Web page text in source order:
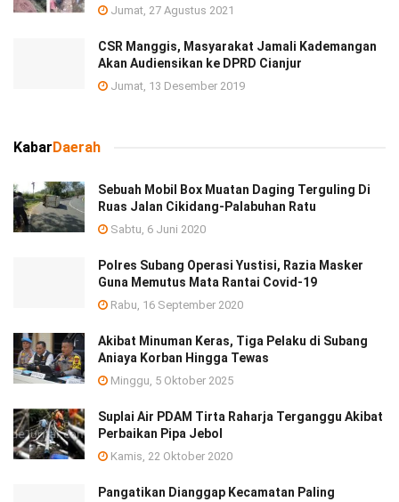
Jumat, 27 Agustus 2021
CSR Manggis, Masyarakat Jamali Kademangan
Akan Audiensikan ke DPRD Cianjur
Jumat, 13 Desember 2019
KabarDaerah
Sebuah Mobil Box Muatan Daging Terguling Di
Ruas Jalan Cikidang-Palabuhan Ratu
Sabtu, 6 Juni 2020
Polres Subang Operasi Yustisi, Razia Masker
Guna Memutus Mata Rantai Covid-19
Rabu, 16 September 2020
Akibat Minuman Keras, Tiga Pelaku di Subang
Aniaya Korban Hingga Tewas
Minggu, 5 Oktober 2025
Suplai Air PDAM Tirta Raharja Terganggu Akibat
Perbaikan Pipa Jebol
Kamis, 22 Oktober 2020
Pangatikan Dianggap Kecamatan Paling